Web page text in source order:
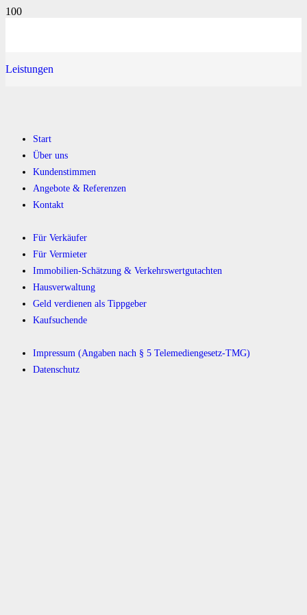
Leistungen
Start
Über uns
Kundenstimmen
Angebote & Referenzen
Kontakt
Für Verkäufer
Für Vermieter
Immobilien-Schätzung & Verkehrswertgutachten
Hausverwaltung
Geld verdienen als Tippgeber
Kaufsuchende
Impressum (Angaben nach § 5 Telemediengesetz-TMG)
Datenschutz